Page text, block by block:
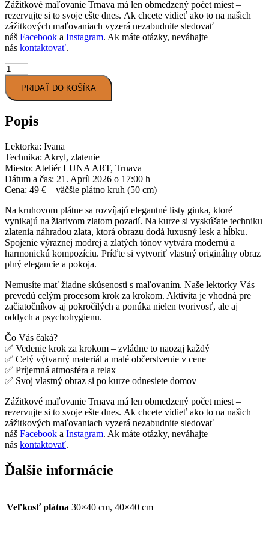
Zážitkové maľovanie Trnava má len obmedzený počet miest –
rezervujte si to svoje ešte dnes. Ak chcete vidieť ako to na našich
zážitkových maľovaniach vyzerá nezabudnite sledovať
náš Facebook a Instagram. Ak máte otázky, neváhajte
nás kontaktovať.
množstvo
Zážitkové
maľovanie
Trnava
ginko"
21.4.2026
PRIDAŤ DO KOŠÍKA
Popis
Lektorka: Ivana
Technika: Akryl, zlatenie
Miesto: Ateliér LUNA ART, Trnava
Dátum a čas: 21. Apríl 2026 o 17:00 h
Cena: 49 € – väčšie plátno kruh (50 cm)
Na kruhovom plátne sa rozvíjajú elegantné listy ginka, ktoré
vynikajú na žiarivom zlatom pozadí. Na kurze si vyskúšate techniku
zlatenia náhradou zlata, ktorá obrazu dodá luxusný lesk a hĺbku.
Spojenie výraznej modrej a zlatých tónov vytvára modernú a
harmonickú kompozíciu. Príďte si vytvoriť vlastný originálny obraz
plný elegancie a pokoja.
Nemusíte mať žiadne skúsenosti s maľovaním. Naše lektorky Vás
prevedú celým procesom krok za krokom. Aktivita je vhodná pre
začiatočníkov aj pokročilých a ponúka nielen tvorivosť, ale aj
oddych a psychohygienu.
Čo Vás čaká?
✅ Vedenie krok za krokom – zvládne to naozaj každý
✅ Celý výtvarný materiál a malé občerstvenie v cene
✅ Príjemná atmosféra a relax
✅ Svoj vlastný obraz si po kurze odnesiete domov
Zážitkové maľovanie Trnava má len obmedzený počet miest –
rezervujte si to svoje ešte dnes. Ak chcete vidieť ako to na našich
zážitkových maľovaniach vyzerá nezabudnite sledovať
náš Facebook a Instagram. Ak máte otázky, neváhajte
nás kontaktovať.
Ďalšie informácie
Veľkosť plátna 30×40 cm, 40×40 cm